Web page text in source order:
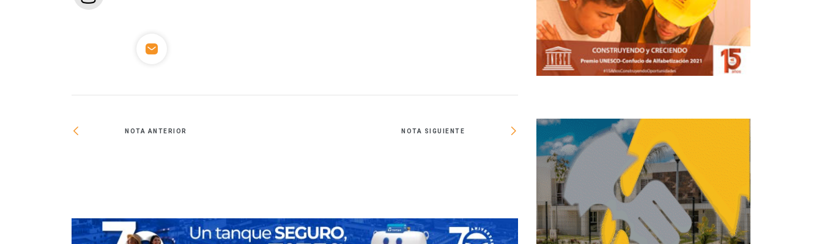
NOTA ANTERIOR NOTA SIGUIENTE
Proteger tu vivienda es la mejor inversión